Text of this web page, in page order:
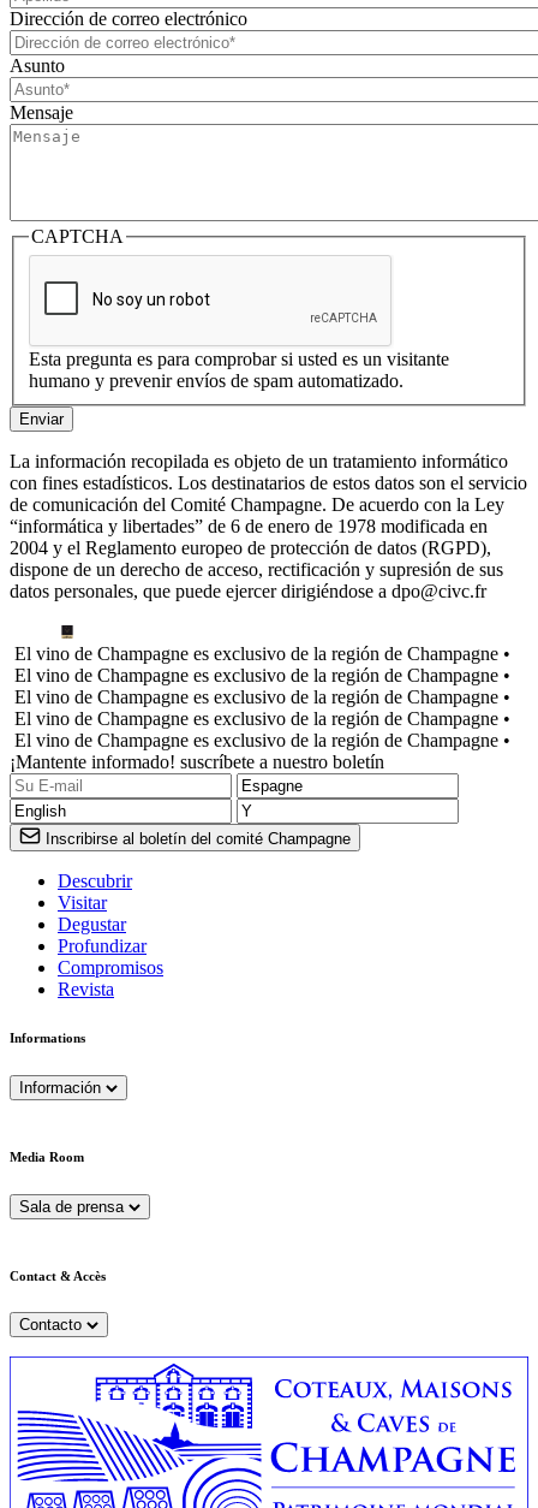
Dirección de correo electrónico
Asunto
Mensaje
CAPTCHA
Esta pregunta es para comprobar si usted es un visitante
humano y prevenir envíos de spam automatizado.
La información recopilada es objeto de un tratamiento informático
con fines estadísticos. Los destinatarios de estos datos son el servicio
de comunicación del Comité Champagne. De acuerdo con la Ley
“informática y libertades” de 6 de enero de 1978 modificada en
2004 y el Reglamento europeo de protección de datos (RGPD),
dispone de un derecho de acceso, rectificación y supresión de sus
datos personales, que puede ejercer dirigiéndose a dpo@civc.fr
El vino de Champagne es exclusivo de la región de Champagne •
El vino de Champagne es exclusivo de la región de Champagne •
El vino de Champagne es exclusivo de la región de Champagne •
El vino de Champagne es exclusivo de la región de Champagne •
El vino de Champagne es exclusivo de la región de Champagne •
¡Mantente informado! suscríbete a nuestro boletín
Inscribirse al boletín del comité Champagne
Descubrir
Visitar
Degustar
Profundizar
Compromisos
Revista
Informations
Información
Media Room
Sala de prensa
Contact & Accès
Contacto